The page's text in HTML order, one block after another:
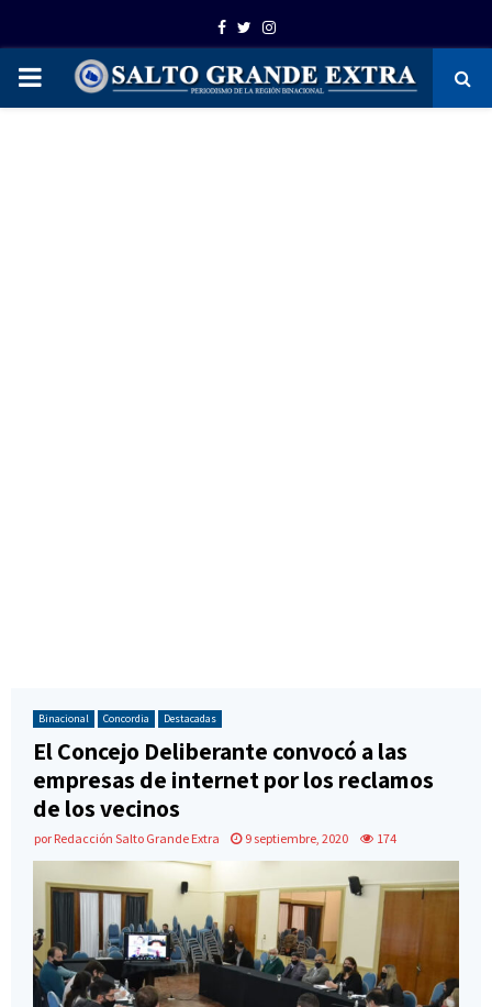
Facebook
TwitterInstagram
PRIMARY
Binacional Concordia Destacadas
El Concejo Deliberante convocó a las
empresas de internet por los reclamos
de los vecinos
por Redacción Salto Grande Extra 9 septiembre, 2020 174